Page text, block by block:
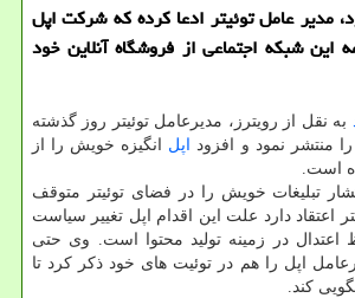
مدیر عامل توئیتر ادعا کرده که شرکت اپل
این شبکه اجتماعی از فروشگاه آنلاین خود
به نقل از رویترز، مدیرعامل توئیتر روز گذشته
منتشر نمود و افزود
اپل انگیزه خویش را از
است.
تبلیغات خویش را در فضای توئیتر متوقف
اعتقاد دارد علت این اقدام اپل تغییر سیاست
اعتدال در زمینه تولید محتوا است. وی حتی
اپل را هم در توئیت های خود ذکر کرد تا
کند.